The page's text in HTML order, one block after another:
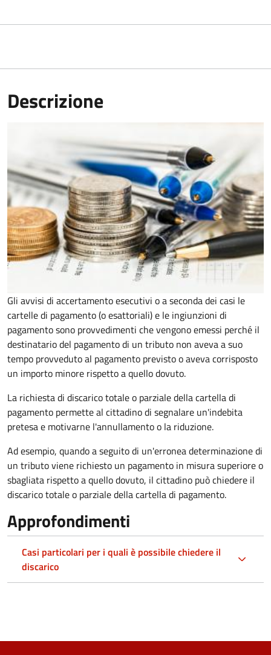
Descrizione
Gli avvisi di accertamento esecutivi o a seconda dei casi le
cartelle di pagamento (o esattoriali) e le ingiunzioni di
pagamento sono provvedimenti che vengono emessi perché il
destinatario del pagamento di un tributo non aveva a suo
tempo provveduto al pagamento previsto o aveva corrisposto
un importo minore rispetto a quello dovuto.
La richiesta di discarico totale o parziale della cartella di
pagamento permette al cittadino di segnalare un'indebita
pretesa e motivarne l'annullamento o la riduzione.
Ad esempio, quando a seguito di un'erronea determinazione di
un tributo viene richiesto un pagamento in misura superiore o
sbagliata rispetto a quello dovuto, il cittadino può chiedere il
discarico totale o parziale della cartella di pagamento.
Approfondimenti
Casi particolari per i quali è possibile chiedere il
discarico